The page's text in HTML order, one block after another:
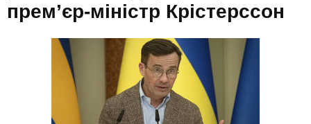
прем’єр-міністр Крістерссон